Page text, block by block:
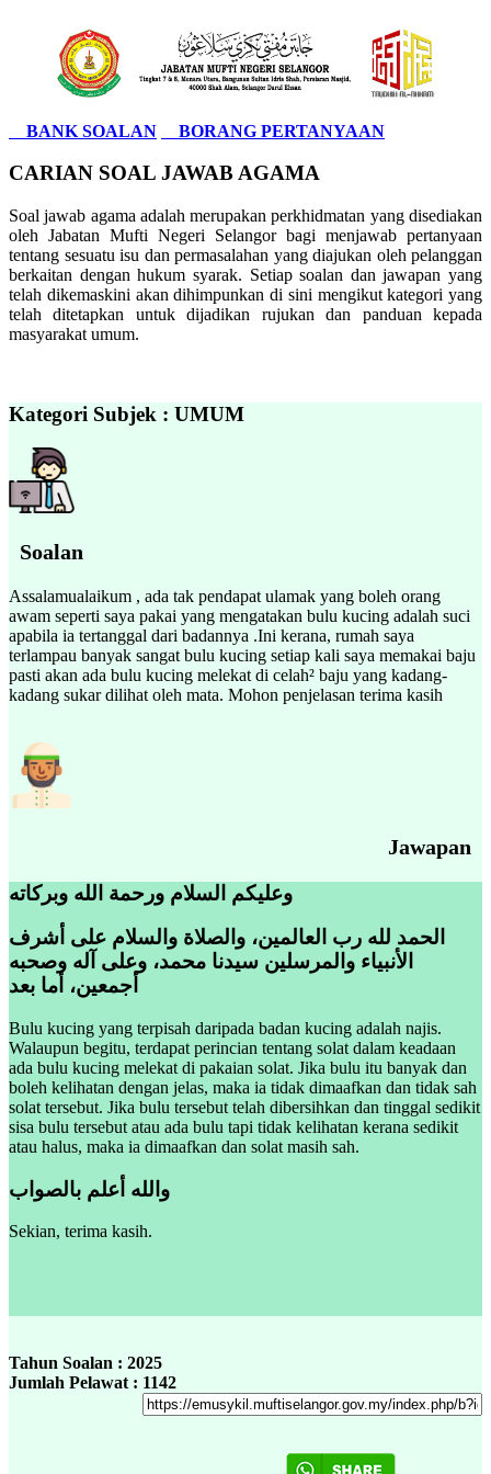
BANK SOALAN BORANG PERTANYAAN
CARIAN SOAL JAWAB AGAMA
Soal jawab agama adalah merupakan perkhidmatan yang disediakan
oleh Jabatan Mufti Negeri Selangor bagi menjawab pertanyaan
tentang sesuatu isu dan permasalahan yang diajukan oleh pelanggan
berkaitan dengan hukum syarak. Setiap soalan dan jawapan yang
telah dikemaskini akan dihimpunkan di sini mengikut kategori yang
telah ditetapkan untuk dijadikan rujukan dan panduan kepada
masyarakat umum.
Kategori Subjek : UMUM
Soalan
Assalamualaikum , ada tak pendapat ulamak yang boleh orang
awam seperti saya pakai yang mengatakan bulu kucing adalah suci
apabila ia tertanggal dari badannya .Ini kerana, rumah saya
terlampau banyak sangat bulu kucing setiap kali saya memakai baju
pasti akan ada bulu kucing melekat di celah² baju yang kadang-
kadang sukar dilihat oleh mata. Mohon penjelasan terima kasih
Jawapan
وعليكم السلام ورحمة الله وبركاته
الحمد لله رب العالمين، والصلاة والسلام على أشرف
الأنبياء والمرسلين سيدنا محمد، وعلى آله وصحبه
أجمعين، أما بعد
Bulu kucing yang terpisah daripada badan kucing adalah najis.
Walaupun begitu, terdapat perincian tentang solat dalam keadaan
ada bulu kucing melekat di pakaian solat. Jika bulu itu banyak dan
boleh kelihatan dengan jelas, maka ia tidak dimaafkan dan tidak sah
solat tersebut. Jika bulu tersebut telah dibersihkan dan tinggal sedikit
sisa bulu tersebut atau ada bulu tapi tidak kelihatan kerana sedikit
atau halus, maka ia dimaafkan dan solat masih sah.
والله أعلم بالصواب
Sekian, terima kasih.
Tahun Soalan : 2025
Jumlah Pelawat : 1142